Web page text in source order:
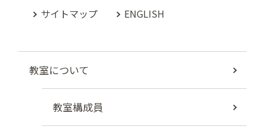
サイトマップ ENGLISH
教室について
教室構成員